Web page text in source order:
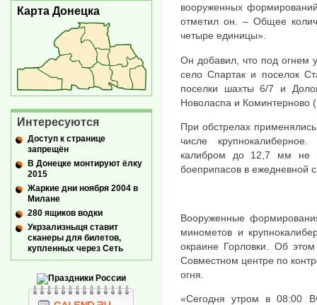
вооруженных
отметил он. – Общее
четыре единицы».
Он добавил, что под огнем
село Спартак и поселок
поселки шахты 6/7 и
Новоласпа и Коминтерново
При обстрелах
числе
калибром до 12,7 мм не
боеприпасов в ежедневной
Вооруженные
минометов и
окраине Горловки. Об
Совместном центре по
огня.
«Сегодня утром в 08:00
Карта Донецка
Интересуются
Доступ к странице
запрещён
В Донецке монтируют ёлку
2015
Жаркие дни ноября 2004 в
Милане
280 ящиков водки
Укрзализныця ставит
сканеры для билетов,
купленных через Сеть